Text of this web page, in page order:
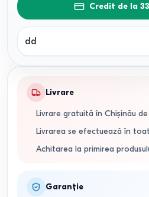
Credit de la
dd
Livrare
Livrare gratuită în Chișinău de
Livrarea se efectuează în
Achitarea la primirea
Garanție